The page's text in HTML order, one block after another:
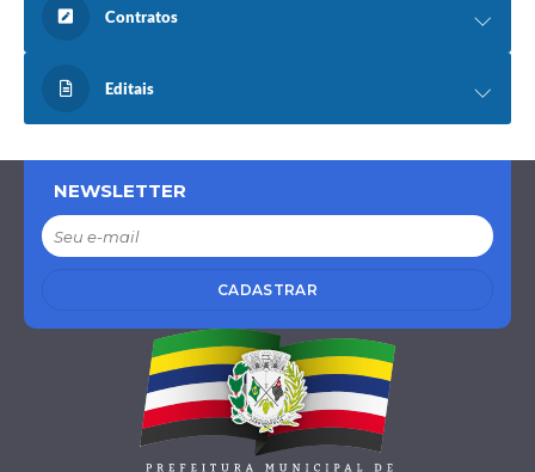
Contratos
Editais
NEWSLETTER
CADASTRAR